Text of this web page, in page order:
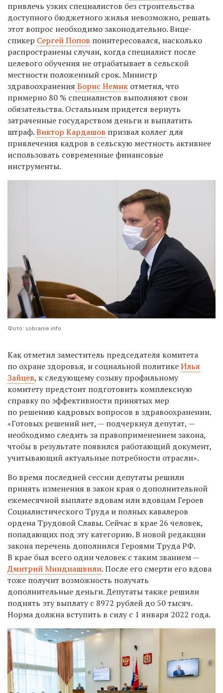
привлечь узких специалистов без строительства
доступного бюджетного жилья невозможно, решать
этот вопрос необходимо законодательно. Вице-
спикер Сергей Попов поинтересовался, насколько
распространены случаи, когда специалист после
целевого обучения не отрабатывает в сельской
местности положенный срок. Министр
здравоохранения Борис Немик отметил, что
примерно 80 % специалистов выполняют свои
обязательства. Остальным придется вернуть
затраченные государством деньги и выплатить
штраф.Виктор Кардашов призвал коллег для
привлечения кадров в сельскую местность активнее
использовать современные финансовые
инструменты.
Фото: sobranie.info
Как отметил заместитель председателя комитета
по охране здоровья, и социальной политикеИлья
Зайцев, к следующему созыву профильному
комитету предстоит подготовить комплексную
справку по эффективности принятых мер
по решению кадровых вопросов в здравоохранении.
«Готовых решений нет, — подчеркнул депутат, —
необходимо следить за правоприменением закона,
чтобы в результате появился работающий документ,
учитывающий актуальные потребности отрасли».
Во время последней сессии депутаты решили
принять изменения в закон края о дополнительной
ежемесячной выплате вдовам или вдовцам Героев
Социалистического Труда и полных кавалеров
ордена Трудовой Славы. Сейчас в крае 26 человек,
попадающих под эту категорию. В новой редакции
закона перечень дополнился Героями Труда РФ.
В крае был всего один человек с таким званием —
Дмитрий Миндиашвили. После его смерти его вдова
тоже получит возможность получать
дополнительные деньги. Депутаты также решили
поднять эту выплату с 8972 рублей до 50 тысяч.
Норма должна вступить в силу с 1 января 2022 года.